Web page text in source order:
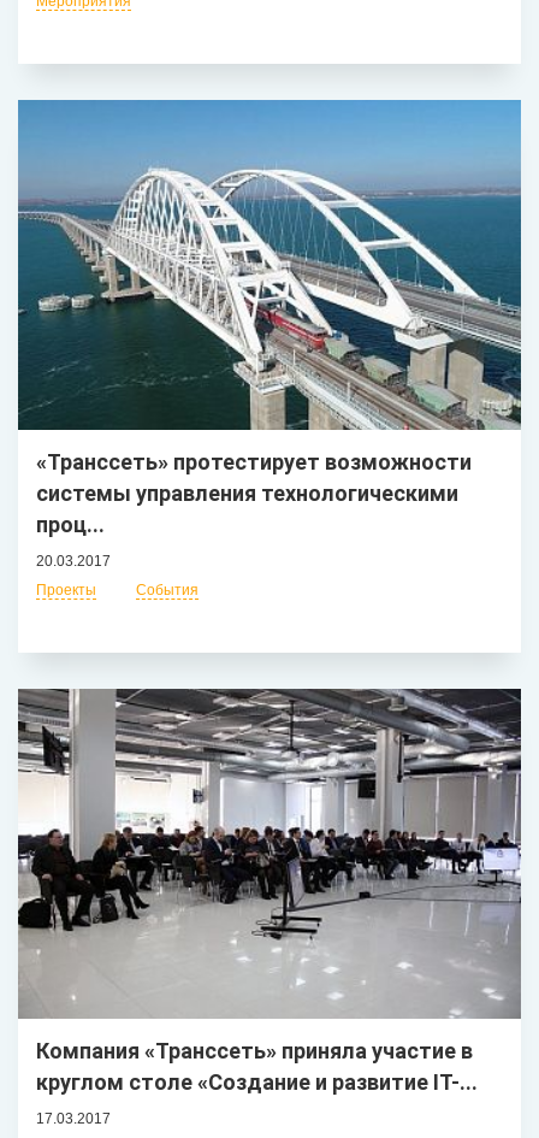
«Транссеть» протестирует возможности
системы управления технологическими
проц...
20.03.2017
Проекты
События
Компания «Транссеть» приняла участие в
круглом столе «Создание и развитие IT-...
17.03.2017